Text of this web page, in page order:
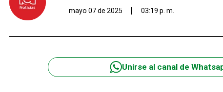
mayo 07 de 2025 03:19 p. m.
Unirse al canal de